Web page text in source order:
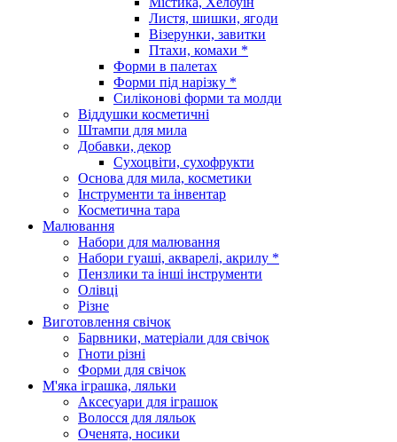
Листя, шишки, ягоди
Візерунки, завитки
Птахи, комахи *
Форми в палетах
Форми під нарізку *
Силіконові форми та молди
Віддушки косметичні
Штампи для мила
Добавки, декор
Сухоцвіти, сухофрукти
Основа для мила, косметики
Інструменти та інвентар
Косметична тара
Малювання
Набори для малювання
Набори гуаші, акварелі, акрилу *
Пензлики та інші інструменти
Олівці
Різне
Виготовлення свічок
Барвники, матеріали для свічок
Гноти різні
Форми для свічок
М'яка іграшка, ляльки
Аксесуари для іграшок
Волосся для ляльок
Оченята, носики